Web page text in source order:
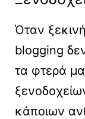
Όταν
blogging
τα φτερά
κάποιων